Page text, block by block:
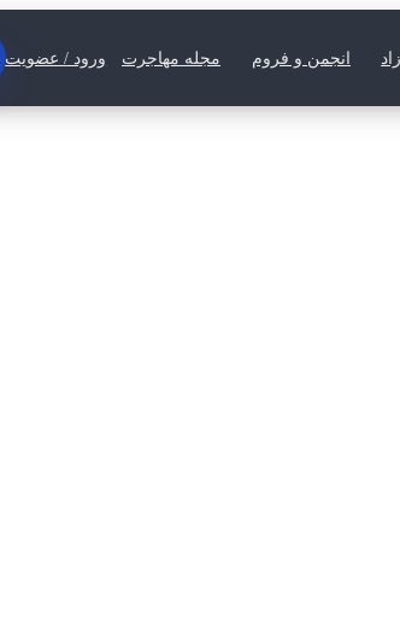
انجمن و فروم مجله مهاجرت ورود / عضویت